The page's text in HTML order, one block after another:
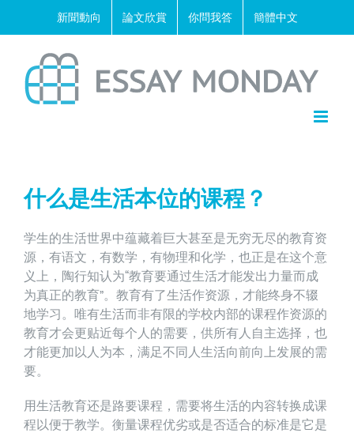
新聞動向 論文欣賞 你問我答 簡體中文
什么是生活本位的课程？
学生的生活世界中蕴藏着巨大甚至是无穷无尽的教育资
源，有语文，有数学，有物理和化学，也正是在这个意
义上，陶行知认为“教育要通过生活才能发出力量而成
为真正的教育”。教育有了生活作资源，才能终身不辍
地学习。唯有生活而非有限的学校内部的课程作资源的
教育才会更贴近每个人的需要，供所有人自主选择，也
才能更加以人为本，满足不同人生活向前向上发展的需
要。
用生活教育还是路要课程，需要将生活的内容转换成课
程以便于教学。衡量课程优劣或是否适合的标准是它是